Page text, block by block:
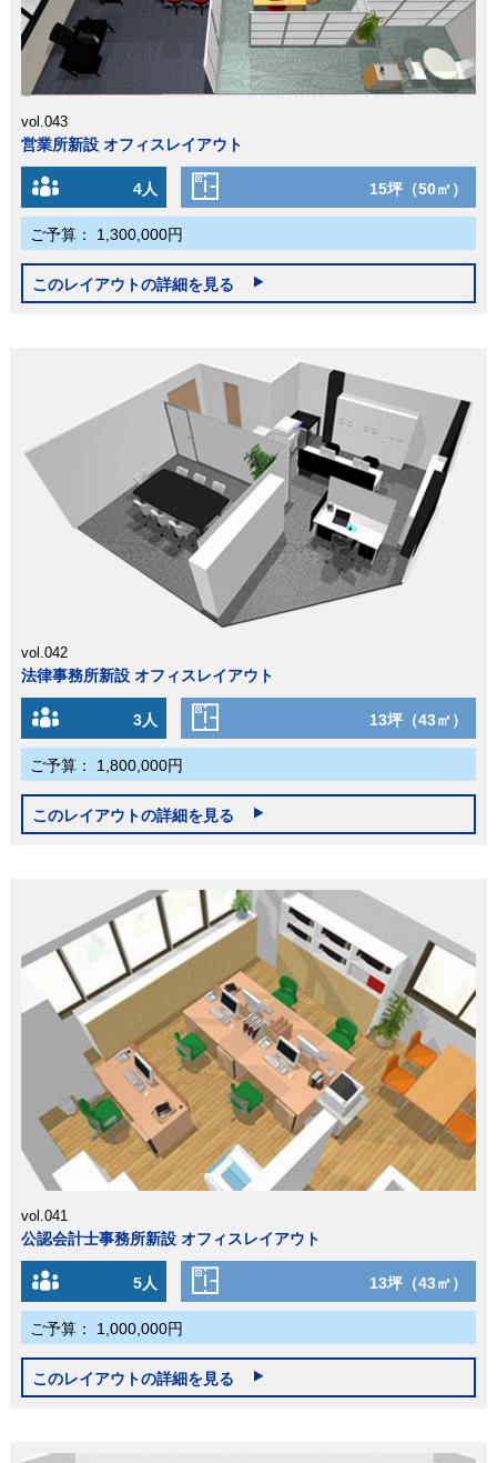
vol.043
営業所新設 オフィスレイアウト
4人 15坪（50㎡）
ご予算： 1,300,000円
このレイアウトの詳細を見る
vol.042
法律事務所新設 オフィスレイアウト
3人 13坪（43㎡）
ご予算： 1,800,000円
このレイアウトの詳細を見る
vol.041
公認会計士事務所新設 オフィスレイアウト
5人 13坪（43㎡）
ご予算： 1,000,000円
このレイアウトの詳細を見る